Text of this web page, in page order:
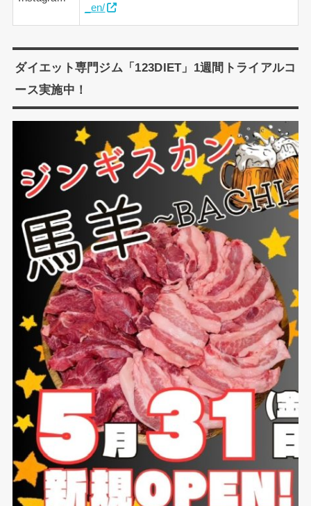
_en/
ダイエット専門ジム「123DIET」1週間トライアルコ
ース実施中！